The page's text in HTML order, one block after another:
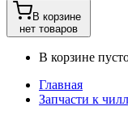
В корзине
нет товаров
В корзине
Главная
Запчасти к